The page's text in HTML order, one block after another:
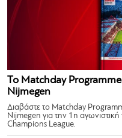
Το Matchday
Nijmegen
Διαβάστε το Matchday
Nijmegen για την 1η
Champions League.